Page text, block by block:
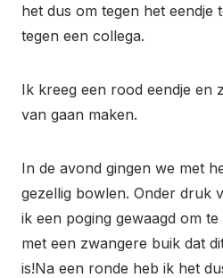
het dus om tegen het eendje
tegen een collega.
Ik kreeg een rood eendje en
van gaan maken.
In de avond gingen we met
gezellig bowlen. Onder druk
ik een poging gewaagd om
met een zwangere buik dat
is!Na een ronde heb ik het